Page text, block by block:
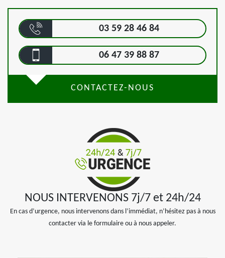
03 59 28 46 84
06 47 39 88 87
CONTACTEZ-NOUS
NOUS INTERVENONS 7j/7 et 24h/24
En cas d’urgence, nous intervenons dans l’immédiat, n’hésitez pas à nous
contacter via le formulaire ou à nous appeler.